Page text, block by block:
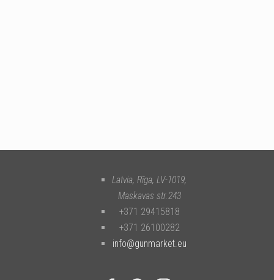
Latvia, Rīga, LV-1019,
Maskavas str.243
+371 29415818
+371 26100282
info@gunmarket.eu